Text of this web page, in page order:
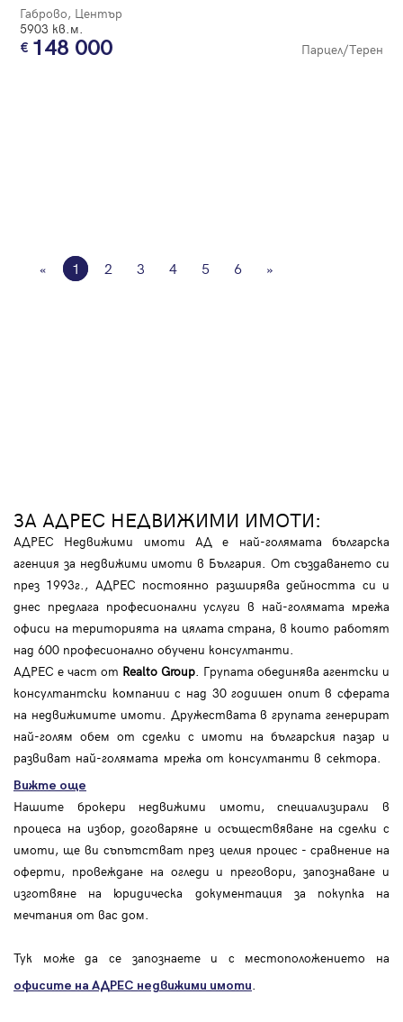
Габрово, Център
5903 кв.м.
148 000 Парцел/Терен
« 1 2 3 4 5 6 »
ЗА АДРЕС НЕДВИЖИМИ ИМОТИ:
АДРЕС Недвижими имоти АД е най-голямата българска
агенция за недвижими имоти в България. От създаването си
през 1993г., АДРЕС постоянно разширява дейността си и
днес предлага професионални услуги в най-голямата мрежа
офиси на територията на цялата страна, в които работят
над 600 професионално обучени консултанти.
АДРЕС е част от Realto Group. Групата обединява агентски и
консултантски компании с над 30 годишен опит в сферата
на недвижимите имоти. Дружествата в групата генерират
най-голям обем от сделки с имоти на българския пазар и
развиват най-голямата мрежа от консултанти в сектора.
Вижте още
Нашите брокери недвижими имоти, специализирали в
процеса на избор, договаряне и осъществяване на сделки с
имоти, ще ви съпътстват през целия процес - сравнение на
оферти, провеждане на огледи и преговори, запознаване и
изготвяне на юридическа документация за покупка на
мечтания от вас дом.
Тук може да се запознаете и с местоположението на
офисите на АДРЕС недвижими имоти.